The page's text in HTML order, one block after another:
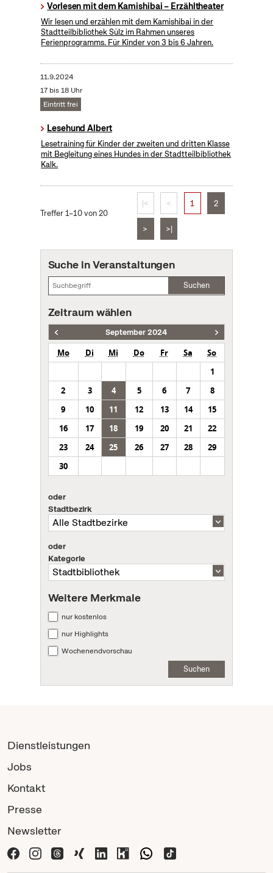
Vorlesen mit dem Kamishibai – Erzähltheater
Wir lesen und erzählen mit dem Kamishibai in der
Stadtteilbibliothek Sülz im Rahmen unseres
Ferienprogramms. Für Kinder von 3 bis 6 Jahren.
11.9.2024
17 bis 18 Uhr
Eintritt frei
Lesehund Albert
Lesetraining für Kinder der zweiten und dritten Klasse
mit Begleitung eines Hundes in der Stadtteilbibliothek
Kalk.
Treffer 1–10 von 20
|< < 1 2
> >|
Suche in Veranstaltungen
Suchen
Zeitraum wählen
September 2024
Mo Di Mi Do Fr Sa
So
1
2
3 4 5 6 7
8
9
10 11 12 13 14
15
16
17 18 19 20 21
22
23
24 25 26 27 28
29
30
oder
Stadtbezirk
oder
Kategorie
Weitere Merkmale
nur kostenlos
nur Highlights
Wochenendvorschau
Suchen
Dienstleistungen
Jobs
Kontakt
Presse
Newsletter